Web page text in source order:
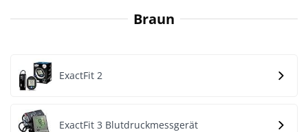
Braun
ExactFit 2
ExactFit 3 Blutdruckmessgerät